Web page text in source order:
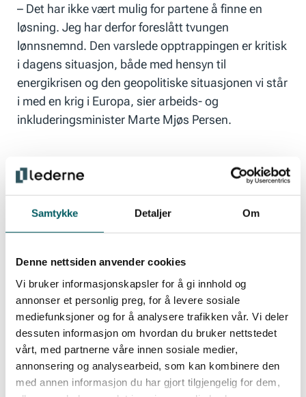
Samtykke Detaljer Om
Denne nettsiden anvender cookies
Vi bruker informasjonskapsler for å gi innhold og
annonser et personlig preg, for å levere sosiale
mediefunksjoner og for å analysere trafikken vår. Vi deler
dessuten informasjon om hvordan du bruker nettstedet
vårt, med partnerne våre innen sosiale medier,
annonsering og analysearbeid, som kan kombinere den
med annen informasjon du har gjort tilgjengelig for dem,
– Det har ikke vært mulig for partene å finne en
løsning. Jeg har derfor foreslått tvungen
lønnsnemnd. Den varslede opptrappingen er kritisk
i dagens situasjon, både med hensyn til
energikrisen og den geopolitiske situasjonen vi står
i med en krig i Europa, sier arbeids- og
inkluderingsminister Marte Mjøs Persen.
Også i konflikten med flyteknikerne innførte
regjeringen tvungen lønnsnemd etter at NHO
hadde innført en lockout.
Solidaritet & samhold
Streikekomiteen har opplevd mye sympati og
Ledernes medlemmer har stått lojalt sammen bak
streiken, hvis varslede opptrapping hadde omfattet
store deler av norsk sokkel.
– Det er med en viss skuffelse streiken avblåses i